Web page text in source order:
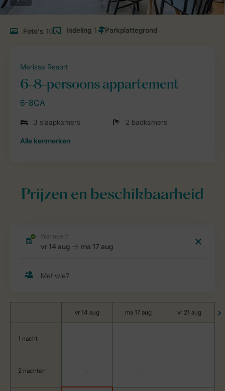
Foto's 10 Indeling 1
Marissa Resort
6-8-persoons appartement
6-8CA
3 slaapkamers 2 badkamers
Alle kenmerken
Prijzen en beschikbaarheid
vr 14 aug ma 17 aug vr 21 aug
1 nacht - - -
2 nachten - - -